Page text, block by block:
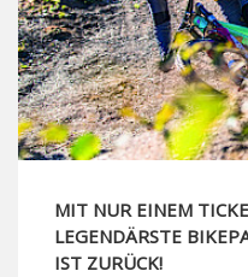
MIT NUR EINEM
LEGENDÄRSTE
IST ZURÜCK!